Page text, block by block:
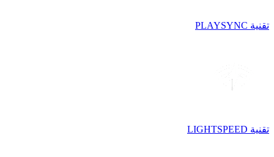
تقنية PLAYSYNC
تقنية LIGHTSPEED